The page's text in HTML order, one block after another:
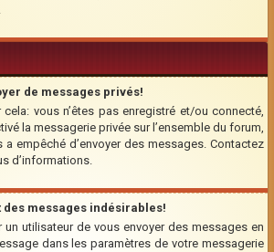
de messages privés!
vous n’êtes pas enregistré et/ou connecté,
la messagerie privée sur l’ensemble du forum,
a empêché d’envoyer des messages. Contactez
d’informations.
messages indésirables!
utilisateur de vous envoyer des messages en
dans les paramètres de votre messagerie